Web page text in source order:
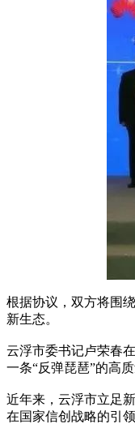
根据协议，双方将围
新生态。
云浮市委书记卢荣春
一条“反弹琵琶”的高
近年来，云浮市立足
在国家信创战略的引